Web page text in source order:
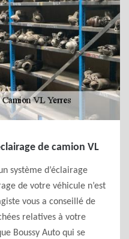
de camion VL
système d’éclairage
de votre véhicule n’est
vous a conseillé de
relatives à votre
Boussy Auto qui se